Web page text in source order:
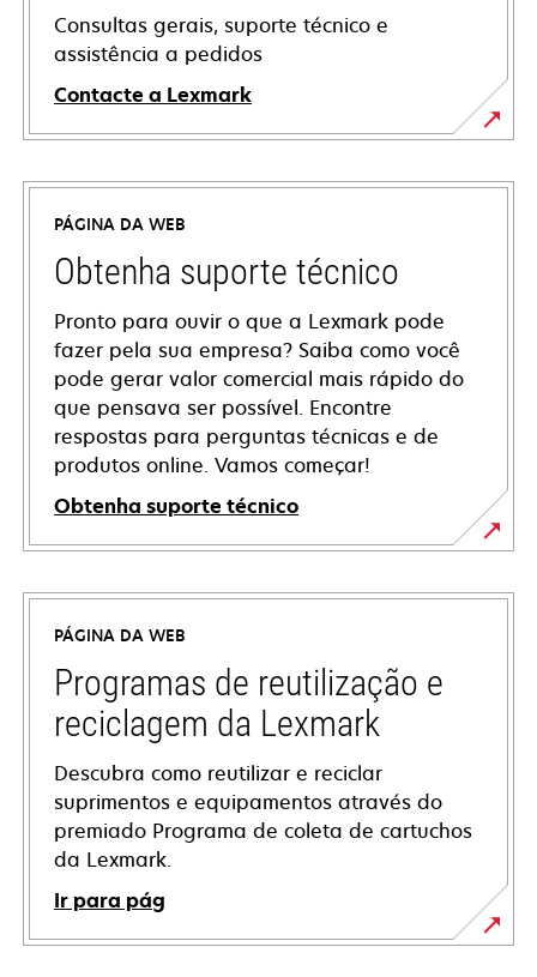
Consultas gerais, suporte técnico e
assistência a pedidos
Contacte a Lexmark
PÁGINA DA WEB
Obtenha suporte técnico
Pronto para ouvir o que a Lexmark pode
fazer pela sua empresa? Saiba como você
pode gerar valor comercial mais rápido do
que pensava ser possível. Encontre
respostas para perguntas técnicas e de
produtos online. Vamos começar!
Obtenha suporte técnico
abre
em
nova
guia
PÁGINA DA WEB
Programas de reutilização e
reciclagem da Lexmark
Descubra como reutilizar e reciclar
suprimentos e equipamentos através do
premiado Programa de coleta de cartuchos
da Lexmark.
Ir para pág